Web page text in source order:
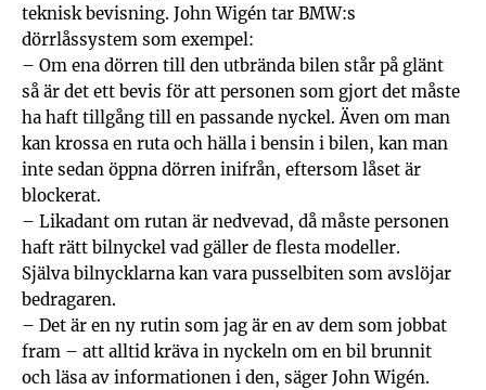
teknisk bevisning. John Wigén tar BMW:s
dörrlåssystem som exempel:
– Om ena dörren till den utbrända bilen står på glänt
så är det ett bevis för att personen som gjort det måste
ha haft tillgång till en passande nyckel. Även om man
kan krossa en ruta och hälla i bensin i bilen, kan man
inte sedan öppna dörren inifrån, eftersom låset är
blockerat.
– Likadant om rutan är nedvevad, då måste personen
haft rätt bilnyckel vad gäller de flesta modeller.
Själva bilnycklarna kan vara pusselbiten som avslöjar
bedragaren.
– Det är en ny rutin som jag är en av dem som jobbat
fram – att alltid kräva in nyckeln om en bil brunnit
och läsa av informationen i den, säger John Wigén.